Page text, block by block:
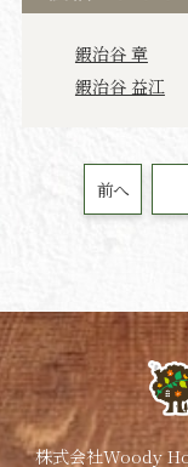
鍜治谷 章
鍜治谷 益江
前へ
株式会社Woody